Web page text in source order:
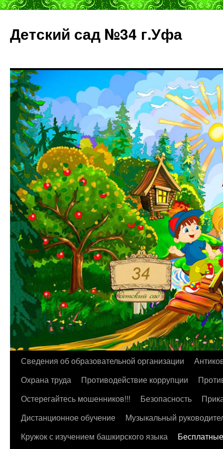
Детский сад №34 г.Уфа
Перейти
содержимому
Сведения об образовательной организации
Охрана труда
Противодействие коррупции
Остерегайтесь мошенников!!!
Безопасность
Дистанционное обучение
Музыкальный
Кружок с изучением башкирского языка